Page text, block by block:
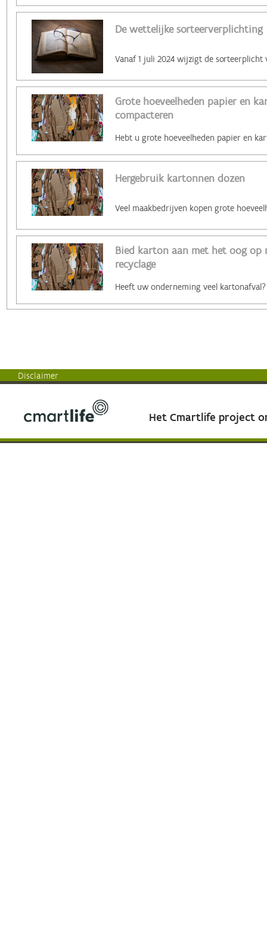
De wettelijke sorteerverplichting
Grote hoeveelheden papier en
compacteren
Hergebruik kartonnen dozen
Bied karton aan met het oog op
recyclage
Disclaimer
Het Cmartlife project